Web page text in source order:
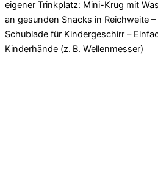
eigener Trinkplatz: Mini-Krug mit
an gesunden Snacks in Reichweite
Schublade für Kindergeschirr –
Kinderhände (z. B. Wellenmesser)